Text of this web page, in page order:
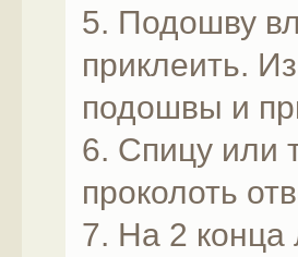
5. Подошву
приклеить.
подошвы и
6. Спицу или
проколоть
7. На 2 конца